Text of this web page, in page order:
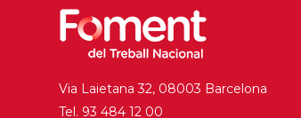
Via Laietana 32, 08003 Barcelona
Tel. 93 484 12 00